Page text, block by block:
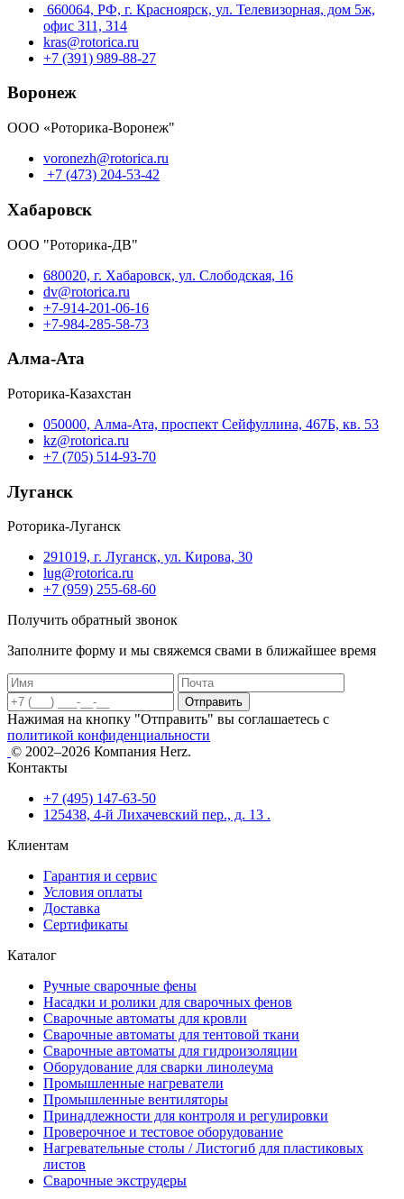
660064, РФ, г. Красноярск, ул. Телевизорная, дом 5ж,
офис 311, 314
kras@rotorica.ru
+7 (391) 989-88-27
Воронеж
ООО «Роторика-Воронеж"
voronezh@rotorica.ru
+7 (473) 204-53-42
Хабаровск
ООО "Роторика-ДВ"
680020, г. Хабаровск, ул. Слободская, 16
dv@rotorica.ru
+7-914-201-06-16
+7-984-285-58-73
Алма-Ата
Роторика-Казахстан
050000, Алма-Ата, проспект Сейфуллина, 467Б, кв. 53
kz@rotorica.ru
+7 (705) 514-93-70
Луганск
Роторика-Луганск
291019, г. Луганск, ул. Кирова, 30
lug@rotorica.ru
+7 (959) 255-68-60
Получить обратный звонок
Заполните форму и мы свяжемся свами в ближайшее время
Отправить
Нажимая на кнопку "Отправить" вы соглашаетесь с
политикой конфиденциальности
© 2002–2026 Компания Herz.
Контакты
+7 (495) 147-63-50
125438, 4-й Лихачевский пер., д. 13 .
Клиентам
Гарантия и сервис
Условия оплаты
Доставка
Сертификаты
Каталог
Ручные сварочные фены
Насадки и ролики для сварочных фенов
Сварочные автоматы для кровли
Сварочные автоматы для тентовой ткани
Сварочные автоматы для гидроизоляции
Оборудование для сварки линолеума
Промышленные нагреватели
Промышленные вентиляторы
Принадлежности для контроля и регулировки
Проверочное и тестовое оборудование
Нагревательные столы / Листогиб для пластиковых
листов
Сварочные экструдеры